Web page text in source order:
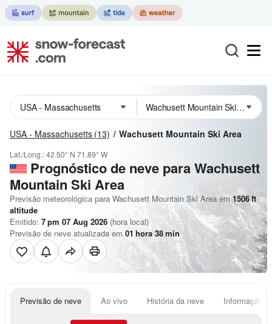
USA - Massachusetts (13) Wachusett Mountain Ski Area
Lat./Long.:42.50° N 71.89° W
Prognóstico de neve para Wachusett
Mountain Ski Area
Previsão meteorológica para Wachusett Mountain Ski Area em 1506ft
altitude
Emitido: 7 pm 07 Aug 2026 (hora local)
Previsão de neve atualizada em 01 hora 38min
Previsão de neve Ao vivo História da neve Informação